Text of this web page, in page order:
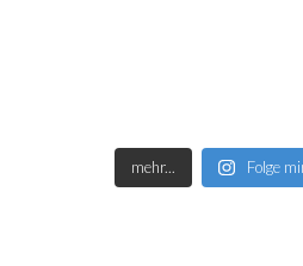
mehr... Folge